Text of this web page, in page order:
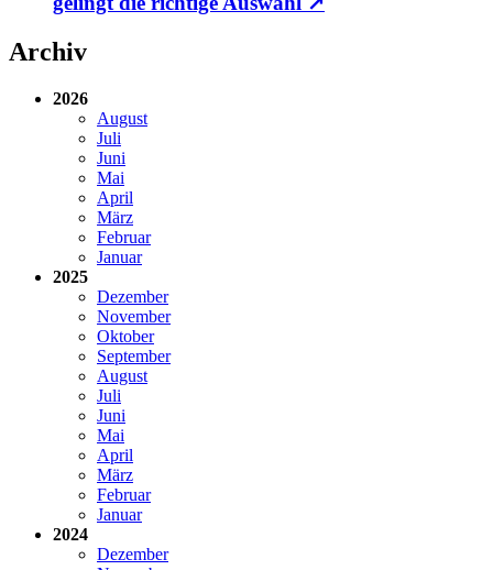
Archiv
2026
August
Juli
Juni
Mai
April
März
Februar
Januar
2025
Dezember
November
Oktober
September
August
Juli
Juni
Mai
April
März
Februar
Januar
2024
Dezember